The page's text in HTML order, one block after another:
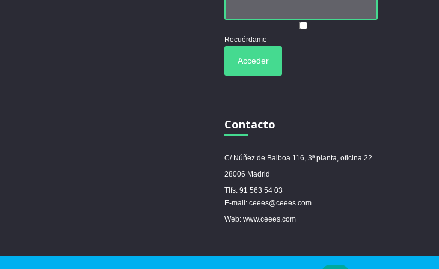
Recuérdame
Contacto
C/ Núñez de Balboa 116, 3ª planta, oficina 22
28006 Madrid
Tlfs: 91 563 54 03
E-mail: ceees@ceees.com
Web: www.ceees.com